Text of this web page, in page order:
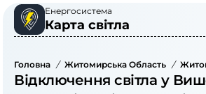
Енергосистема
Карта світла
Головна / Житомирська Область /
Відключення світла у